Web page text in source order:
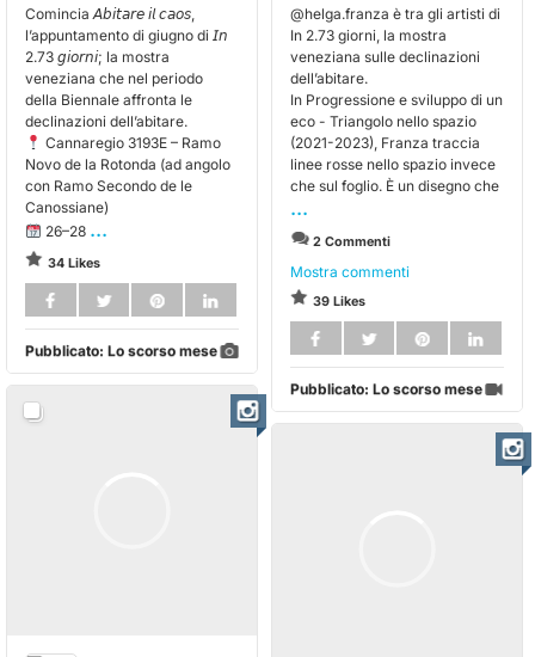
Comincia 𝘈𝘣𝘪𝘵𝘢𝘳𝘦 𝘪𝘭 𝘤𝘢𝘰𝘴,
l’appuntamento di giugno di 𝘐𝘯
2.73 𝘨𝘪𝘰𝘳𝘯𝘪; la mostra
veneziana che nel periodo
della Biennale affronta le
declinazioni dell’abitare.
Cannaregio 3193E – Ramo
Novo de la Rotonda (ad angolo
con Ramo Secondo de le
Canossiane)
26–28 ...
34 Likes
Pubblicato: Lo scorso mese
@helga.franza è tra gli artisti di
In 2.73 giorni, la mostra
veneziana sulle declinazioni
dell’abitare.
In Progressione e sviluppo di un
eco - Triangolo nello spazio
(2021-2023), Franza traccia
linee rosse nello spazio invece
che sul foglio. È un disegno che
...
2 Commenti
Mostra commenti
39 Likes
Pubblicato: Lo scorso mese